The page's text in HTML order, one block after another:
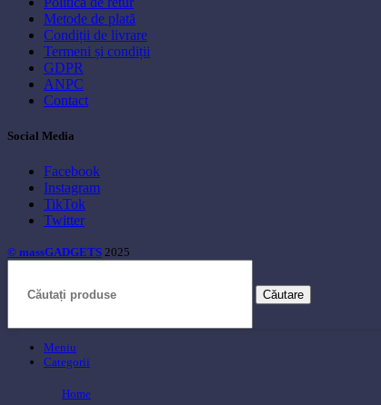
Metode de plată
Condiții de livrare
Termeni și condiții
GDPR
ANPC
Contact
Social Media
Facebook
Instagram
TikTok
Twitter
© massGADGETS 2025
Căutare
Meniu
Categorii
Home